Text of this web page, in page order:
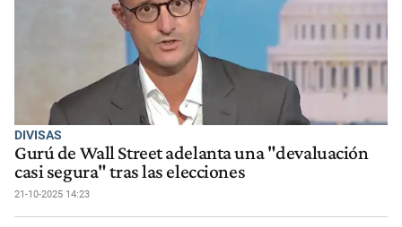
DIVISAS
Gurú de Wall Street adelanta una "devaluación
casi segura" tras las elecciones
21-10-2025 14:23